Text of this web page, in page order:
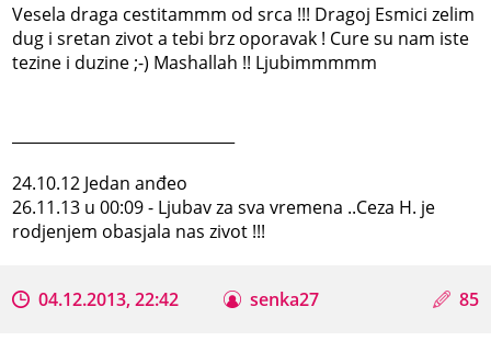
Vesela draga cestitammm od srca !!! Dragoj Esmici zelim
dug i sretan zivot a tebi brz oporavak ! Cure su nam iste
tezine i duzine ;-) Mashallah !! Ljubimmmmm
24.10.12 Jedan anđeo
26.11.13 u 00:09 - Ljubav za sva vremena ..Ceza H. je
rodjenjem obasjala nas zivot !!!
04.12.2013, 22:42 senka27 85